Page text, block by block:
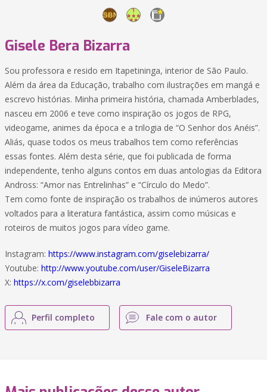
Gisele Bera Bizarra
Sou professora e resido em Itapetininga, interior de São Paulo.
Além da área da Educação, trabalho com ilustrações em mangá e
escrevo histórias. Minha primeira história, chamada Amberblades,
nasceu em 2006 e teve como inspiração os jogos de RPG,
videogame, animes da época e a trilogia de “O Senhor dos Anéis”.
Aliás, quase todos os meus trabalhos tem como referências
essas fontes. Além desta série, que foi publicada de forma
independente, tenho alguns contos em duas antologias da Editora
Andross: “Amor nas Entrelinhas” e “Círculo do Medo”.
Tem como fonte de inspiração os trabalhos de inúmeros autores
voltados para a literatura fantástica, assim como músicas e
roteiros de muitos jogos para vídeo game.
Instagram: https://www.instagram.com/giselebizarra/
Youtube: http://www.youtube.com/user/GiseleBizarra
X: https://x.com/giselebbizarra
Perfil completo Fale com o autor